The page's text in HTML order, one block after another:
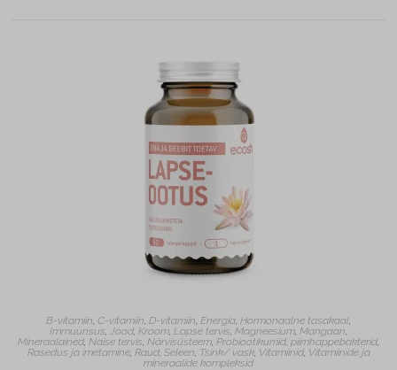
B-vitamiin, C-vitamiin, D-vitamiin, Energia, Hormonaalne tasakaal,
Immuunsus, Jood, Kroom, Lapse tervis, Magneesium, Mangaan,
Mineraalained, Naise tervis, Närvisüsteem, Probiootikumid, piimhappebakterid,
Rasedus ja imetamine, Raud, Seleen, Tsink/ vask, Vitamiinid, Vitamiinide ja
mineraalide kompleksid